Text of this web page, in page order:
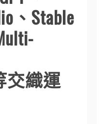
、Stable
交織運